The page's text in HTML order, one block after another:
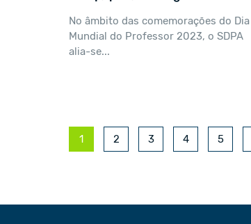
No âmbito das comemorações do Dia
Mundial do Professor 2023, o SDPA
alia-se...
1 2 3 4 5